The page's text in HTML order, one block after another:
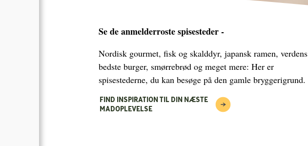
Se de anmelderroste spisesteder -
Nordisk gourmet, fisk og skalddyr, japansk ramen, verdens
bedste burger, smørrebrød og meget mere: Her er
spisestederne, du kan besøge på den gamle bryggerigrund.
FIND INSPIRATION TIL DIN NÆSTE
MADOPLEVELSE